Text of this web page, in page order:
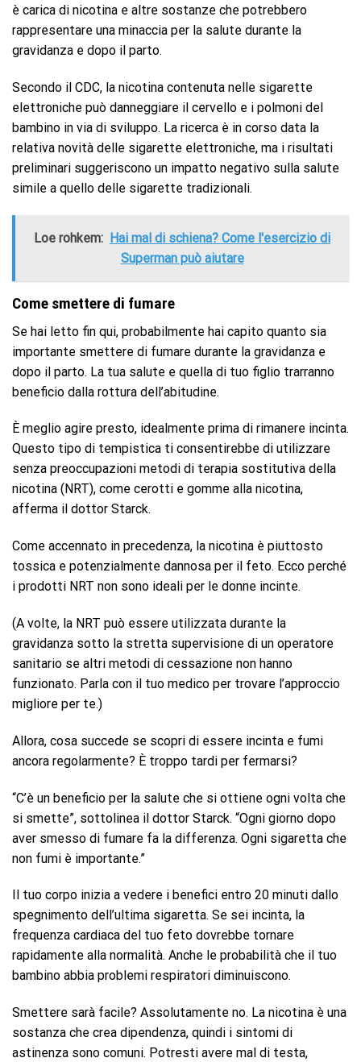
è carica di nicotina e altre sostanze che potrebbero
rappresentare una minaccia per la salute durante la
gravidanza e dopo il parto.
Secondo il CDC, la nicotina contenuta nelle sigarette
elettroniche può danneggiare il cervello e i polmoni del
bambino in via di sviluppo. La ricerca è in corso data la
relativa novità delle sigarette elettroniche, ma i risultati
preliminari suggeriscono un impatto negativo sulla salute
simile a quello delle sigarette tradizionali.
Loe rohkem: Hai mal di schiena? Come l'esercizio di
Superman può aiutare
Come smettere di fumare
Se hai letto fin qui, probabilmente hai capito quanto sia
importante smettere di fumare durante la gravidanza e
dopo il parto. La tua salute e quella di tuo figlio trarranno
beneficio dalla rottura dell’abitudine.
È meglio agire presto, idealmente prima di rimanere incinta.
Questo tipo di tempistica ti consentirebbe di utilizzare
senza preoccupazioni metodi di terapia sostitutiva della
nicotina (NRT), come cerotti e gomme alla nicotina,
afferma il dottor Starck.
Come accennato in precedenza, la nicotina è piuttosto
tossica e potenzialmente dannosa per il feto. Ecco perché
i prodotti NRT non sono ideali per le donne incinte.
(A volte, la NRT può essere utilizzata durante la
gravidanza sotto la stretta supervisione di un operatore
sanitario se altri metodi di cessazione non hanno
funzionato. Parla con il tuo medico per trovare l’approccio
migliore per te.)
Allora, cosa succede se scopri di essere incinta e fumi
ancora regolarmente? È troppo tardi per fermarsi?
“C’è un beneficio per la salute che si ottiene ogni volta che
si smette”, sottolinea il dottor Starck. “Ogni giorno dopo
aver smesso di fumare fa la differenza. Ogni sigaretta che
non fumi è importante.”
Il tuo corpo inizia a vedere i benefici entro 20 minuti dallo
spegnimento dell’ultima sigaretta. Se sei incinta, la
frequenza cardiaca del tuo feto dovrebbe tornare
rapidamente alla normalità. Anche le probabilità che il tuo
bambino abbia problemi respiratori diminuiscono.
Smettere sarà facile? Assolutamente no. La nicotina è una
sostanza che crea dipendenza, quindi i sintomi di
astinenza sono comuni. Potresti avere mal di testa,